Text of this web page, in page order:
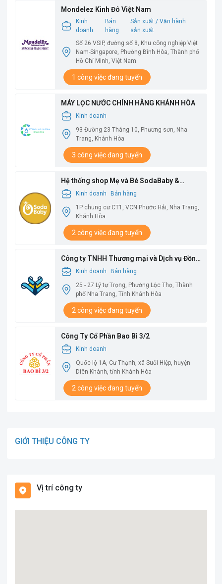
Mondelez Kinh Đô Việt Nam
Kinh
doanh
Bán
hàng
Sản xuất / Vận hành
sản xuất
Số 26 VSIP, đường số 8, Khu công nghiệp Việt
Nam-Singapore, Phường Bình Hòa, Thành phố
Hồ Chí Minh, Việt Nam
1 công việc đang tuyển
MÁY LỌC NƯỚC CHÍNH HÃNG KHÁNH HÒA
Kinh doanh
93 Đường 23 Tháng 10, Phương sơn, Nha
Trang, Khánh Hòa
3 công việc đang tuyển
Hệ thống shop Mẹ và Bé SodaBaby &
SodaFoods
Kinh doanh
Bán hàng
1P chung cư CT1, VCN Phước Hải, Nha Trang,
Khánh Hòa
2 công việc đang tuyển
Công ty TNHH Thương mại và Dịch vụ Đồng
HưngKinh doanh
Bán hàng
25 - 27 Lý tự Trọng, Phường Lộc Thọ, Thành
phố Nha Trang, Tỉnh Khánh Hòa
2 công việc đang tuyển
Công Ty Cổ Phần Bao Bì 3/2
Kinh doanh
Quốc lộ 1A, Cư Thạnh, xã Suối Hiệp, huyện
Diên Khánh, tỉnh Khánh Hòa
2 công việc đang tuyển
GIỚI THIỆU CÔNG TY
Vị trí công ty